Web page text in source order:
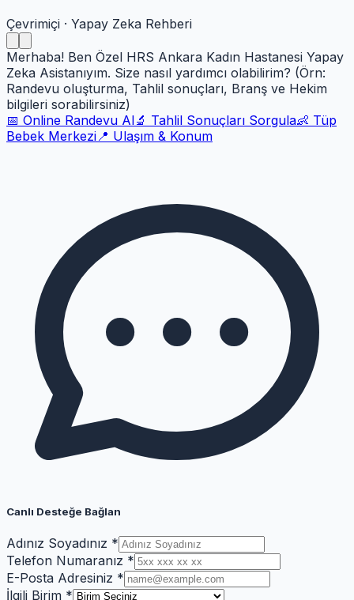
Çevrimiçi · Yapay Zeka Rehberi
Merhaba! Ben Özel HRS Ankara Kadın Hastanesi Yapay
Zeka Asistanıyım. Size nasıl yardımcı olabilirim? (Örn:
Randevu oluşturma, Tahlil sonuçları, Branş ve Hekim
bilgileri sorabilirsiniz)
📅 Online Randevu Al🔬 Tahlil Sonuçları Sorgula👶 Tüp
Bebek Merkezi 📍 Ulaşım & Konum
Canlı Desteğe Bağlan
Adınız Soyadınız *
Telefon Numaranız *
E-Posta Adresiniz *
İlgili Birim *